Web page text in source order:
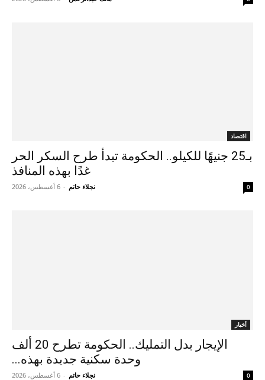
اقتصاد
بـ25 جنيهًا للكيلو.. الحكومة تبدأ طرح السكر الحر
غدًا بهذه المنافذ
نجلاء حاتم - 6 أغسطس، 2026 0
أخبار
الإيجار بدل التمليك.. الحكومة تطرح 20 ألف
وحدة سكنية جديدة بهذه...
نجلاء حاتم - 6 أغسطس، 2026 0